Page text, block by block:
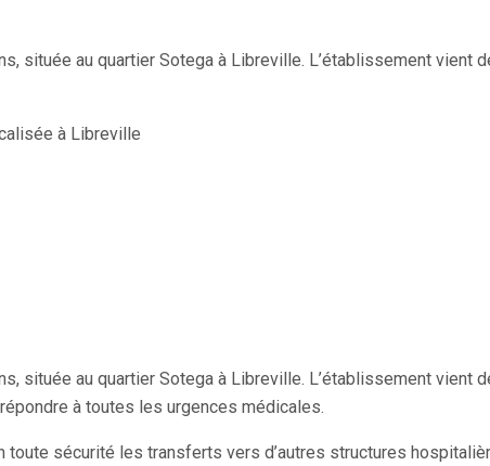
située au quartier Sotega à Libreville. L’établissement vient
située au quartier Sotega à Libreville. L’établissement vient
à toutes les urgences médicales.
toute sécurité les transferts vers d’autres structures